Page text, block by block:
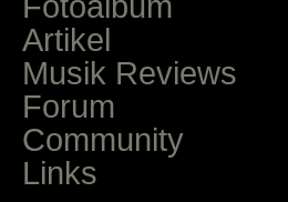
Artikel
Musik Reviews
Forum
Community
Links